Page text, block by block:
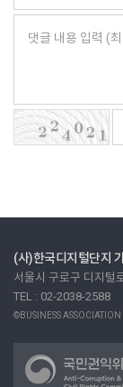
(사)한국디지털단지
서울시 구로구 디지털
TEL : 02-2038-2588
©BUSINESS